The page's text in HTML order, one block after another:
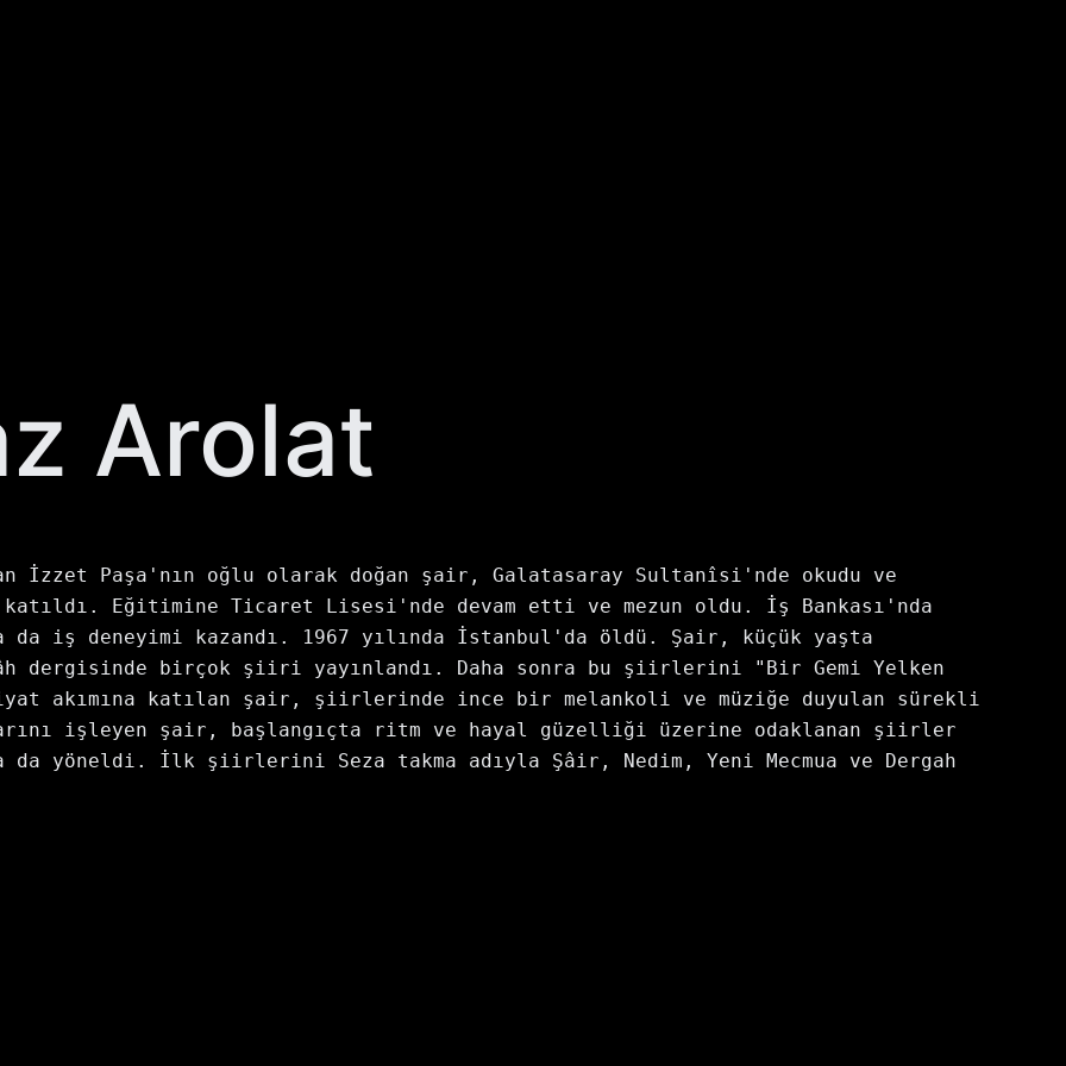
Arolat
İzzet Paşa'nın oğlu olarak doğan şair, Galatasaray Sultanîsi'nde okudu ve
Eğitimine Ticaret Lisesi'nde devam etti ve mezun oldu. İş Bankası'nda
da iş deneyimi kazandı. 1967 yılında İstanbul'da öldü. Şair, küçük yaşta
dergisinde birçok şiiri yayınlandı. Daha sonra bu şiirlerini "Bir Gemi Yelken
akımına katılan şair, şiirlerinde ince bir melankoli ve müziğe duyulan sürekli
işleyen şair, başlangıçta ritm ve hayal güzelliği üzerine odaklanan şiirler
da yöneldi. İlk şiirlerini Seza takma adıyla Şâir, Nedim, Yeni Mecmua ve Dergah